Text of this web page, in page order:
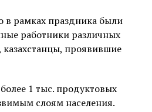
в рамках праздника были
работники различных
проявившие
1 тыс. продуктовых
слоям населения.